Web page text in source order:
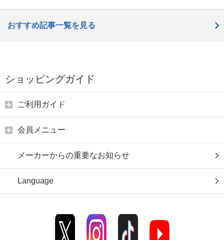
おすすめ記事一覧を見る
ショッピングガイド
ご利用ガイド
会員メニュー
メーカーからの重要なお知らせ
Language